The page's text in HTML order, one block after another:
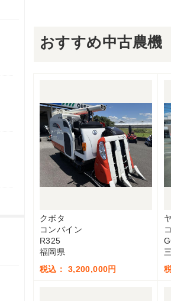
おすすめ中古農機
クボタ
コンバイン
R325
福岡県
税込： 3,200,000円